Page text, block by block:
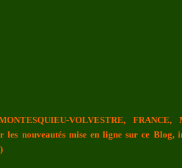
VOLVESTRE,
les nouveautés mise en ligne sur ce